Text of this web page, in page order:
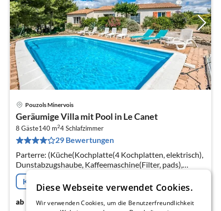
Pouzols Minervois
Geräumige Villa mit Pool in Le Canet
8 Gäste140 m24Schlafzimmer
29 Bewertungen
Parterre: (Küche(Kochplatte(4 Kochplatten, elektrisch),
Dunstabzugshaube, Kaffeemaschine(Filter, pads),
Backofen, Spülmaschine, Kühl-/Gefrierkombination),
Wohn/Esszimmer(60 m2)
Kostenfreie Stornierung
ab 90€/ Nacht
Diese Webseite verwendet Cookies.
Wir verwenden Cookies, um die Benutzerfreundlichkeit